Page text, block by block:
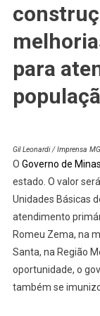
para
Gil Leonardi / Imprensa MG
O Governo de Minas
estado. O valor
Unidades Básicas
atendimento
Romeu Zema, na
Santa, na Região
oportunidade, o
também se